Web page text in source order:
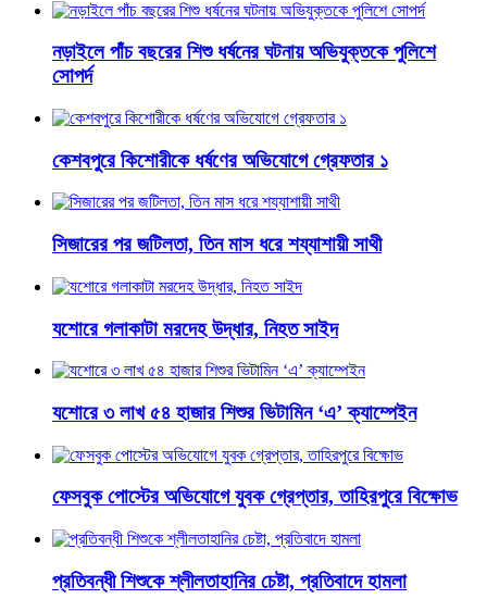
নড়াইলে পাঁচ বছরের শিশু ধর্ষনের ঘটনায় অভিযুক্তকে পুলিশে
সোপর্দ
কেশবপুরে কিশোরীকে ধর্ষণের অভিযোগে গ্রেফতার ১
সিজারের পর জটিলতা, তিন মাস ধরে শয্যাশায়ী সাথী
যশোরে গলাকাটা মরদেহ উদ্ধার, নিহত সাইদ
যশোরে ৩ লাখ ৫৪ হাজার শিশুর ভিটামিন ‘এ’ ক্যাম্পেইন
ফেসবুক পোস্টের অভিযোগে যুবক গ্রেপ্তার, তাহিরপুরে বিক্ষোভ
প্রতিবন্ধী শিশুকে শ্লীলতাহানির চেষ্টা, প্রতিবাদে হামলা